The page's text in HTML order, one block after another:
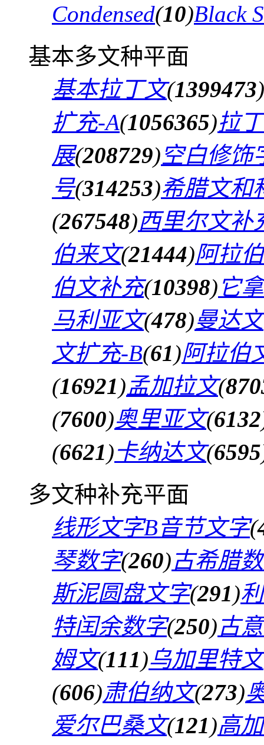
Condensed(10)Black
基本多文种平面
基本拉丁文(1399473)
扩充-A(1056365)拉
展(208729)空白修饰
号(314253)希腊文和
(267548)西里尔文补
伯来文(21444)阿拉
伯文补充(10398) 它
马利亚文(478)曼达文
文扩充-B(61)阿拉伯
(16921)孟加拉文(
(7600)奥里亚文(6132
(6621)卡纳达文(6595
多文种补充平面
线形文字B音节文字(
琴数字(260)古希腊
斯泥圆盘文字(291)
特闰余数字(250)古
姆文(111)乌加里特文
(606)肃伯纳文(273)
爱尔巴桑文(121)高